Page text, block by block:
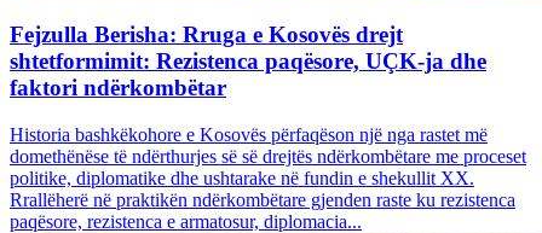
Fejzulla Berisha: Rruga e Kosovës drejt
shtetformimit: Rezistenca paqësore, UÇK-ja dhe
faktori ndërkombëtar
Historia bashkëkohore e Kosovës përfaqëson një nga rastet më
domethënëse të ndërthurjes së së drejtës ndërkombëtare me proceset
politike, diplomatike dhe ushtarake në fundin e shekullit XX.
Rrallëherë në praktikën ndërkombëtare gjenden raste ku rezistenca
paqësore, rezistenca e armatosur, diplomacia...